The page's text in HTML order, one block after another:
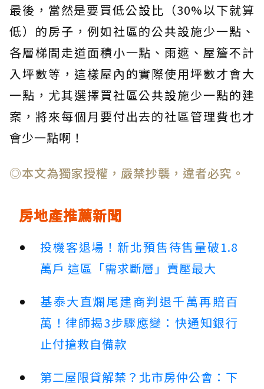
最後，當然是要買低公設比（30%以下就算
低）的房子，例如社區的公共設施少一點、
各層梯間走道面積小一點、雨遮、屋簷不計
入坪數等，這樣屋內的實際使用坪數才會大
一點，尤其選擇買社區公共設施少一點的建
案，將來每個月要付出去的社區管理費也才
會少一點啊！
◎本文為獨家授權，嚴禁抄襲，違者必究。
房地產推薦新聞
投機客退場！新北預售待售量破1.8
萬戶 這區「需求斷層」賣壓最大
基泰大直爛尾建商判退千萬再賠百
萬！律師揭3步驟應變：快通知銀行
止付搶救自備款
第二屋限貸解禁？北市房仲公會：下